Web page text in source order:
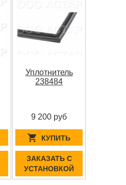
Уплотнитель
238484
9 200 руб
КУПИТЬ
ЗАКАЗАТЬ С
УСТАНОВКОЙ